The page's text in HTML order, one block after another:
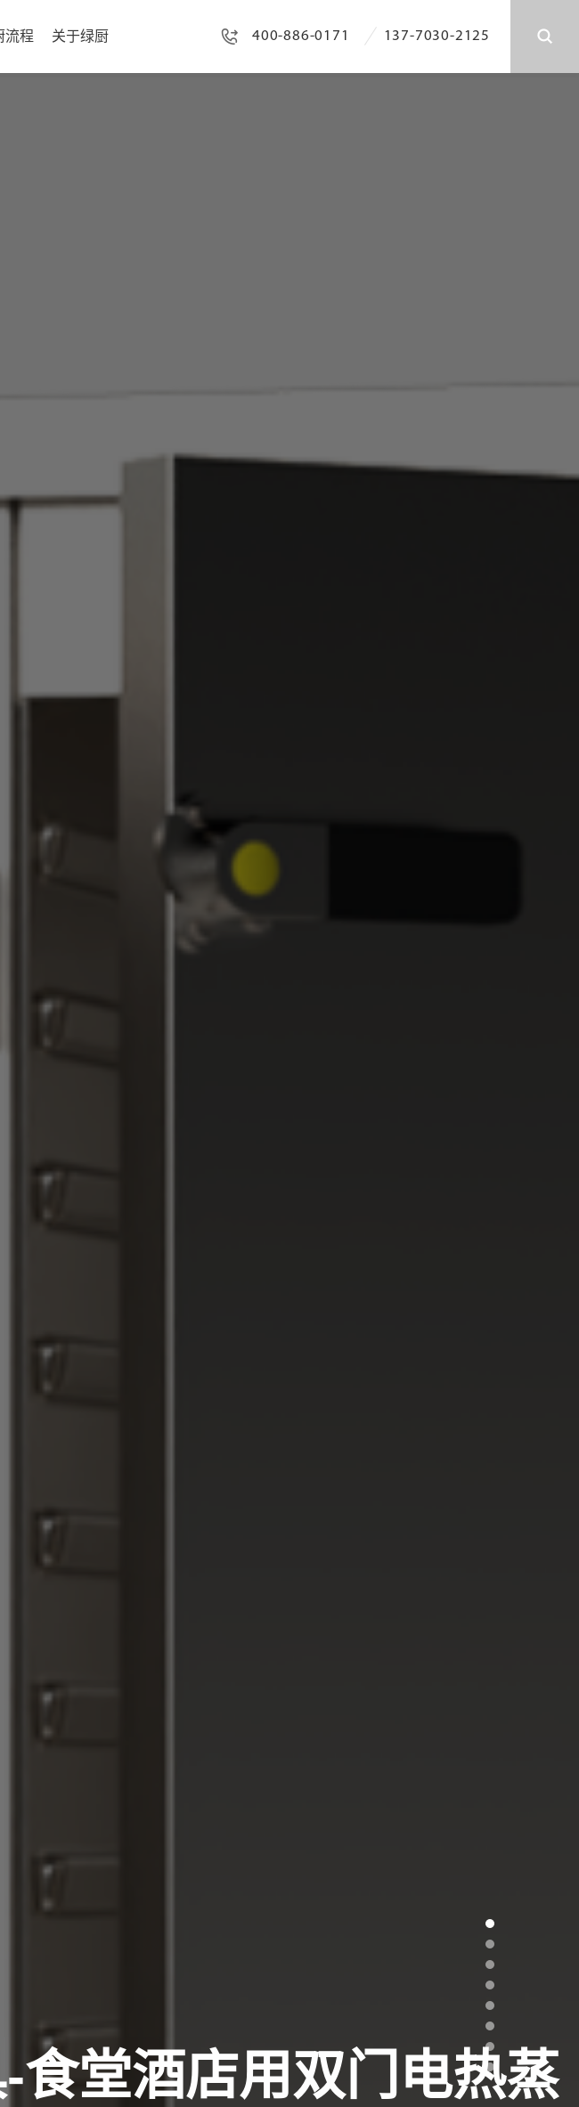
流程 关于绿厨 400-886-0171 137-7030-2125
食堂酒店用双门电热蒸
Section1
Section2
Section3
Section4
Section5
Section6
Section 7
Section 8